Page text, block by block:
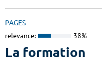
PAGES
relevance: 38%
La formation